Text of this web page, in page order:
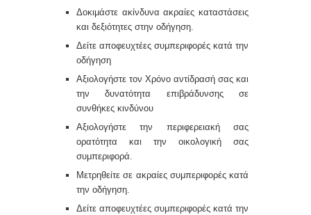
Δοκιμάστε ακίνδυνα ακραίες καταστάσεις
και δεξιότητες στην οδήγηση.
Δείτε αποφευχτέες συμπεριφορές κατά την
οδήγηση
Αξιολογήστε τον Χρόνο αντίδρασή σας και
την δυνατότητα επιβράδυνσης σε
συνθήκες κινδύνου
Αξιολογήστε την περιφερειακή σας
ορατότητα και την οικολογική σας
συμπεριφορά.
Μετρηθείτε σε ακραίες συμπεριφορές κατά
την οδήγηση.
Δείτε αποφευχτέες συμπεριφορές κατά την